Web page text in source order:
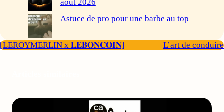
août 2026
Astuce de pro pour une barbe au top
[LEROYMERLIN x 𝐋𝐄𝐁𝐎𝐍𝐂𝐎𝐈𝐍] L’art de conduire